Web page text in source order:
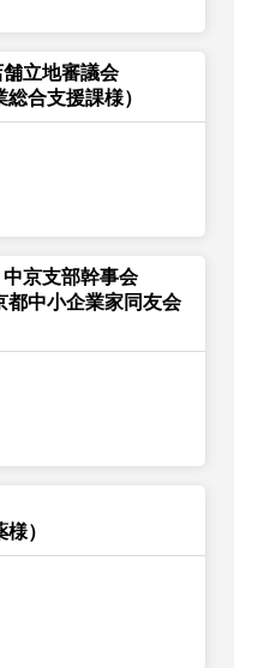
立地審議会
総合支援課様）
京支部幹事会
都中小企業家同友会
）